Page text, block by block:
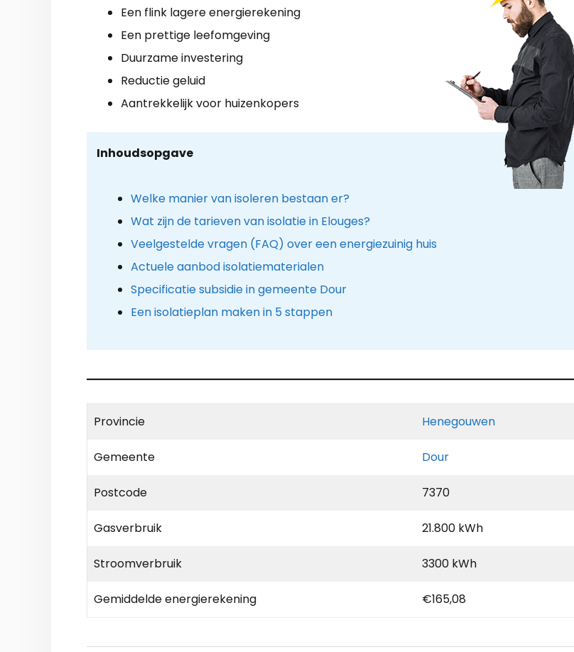
Een flink lagere energierekening
Een prettige leefomgeving
Duurzame investering
Reductie geluid
Aantrekkelijk voor huizenkopers
Inhoudsopgave
Welke manier van isoleren bestaan er?
Wat zijn de tarieven van isolatie in Elouges?
Veelgestelde vragen (FAQ) over een energiezuinig huis
Actuele aanbod isolatiematerialen
Specificatie subsidie in gemeente Dour
Een isolatieplan maken in 5 stappen
Provincie Henegouwen
Gemeente Dour
Postcode 7370
Gasverbruik 21.800 kWh
Stroomverbruik 3300 kWh
Gemiddelde energierekening €165,08